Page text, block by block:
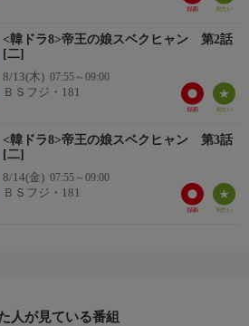
ジュンベ
<韓ドラ8>帝王の娘スベクヒャン 第2話
[二]
8/13(木) 07:55～09:00
ＢＳフジ・181
<韓ドラ8>帝王の娘スベクヒャン 第3話
[二]
8/14(金) 07:55～09:00
ＢＳフジ・181
人が見ている番組